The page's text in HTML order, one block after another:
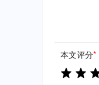
本文评分*